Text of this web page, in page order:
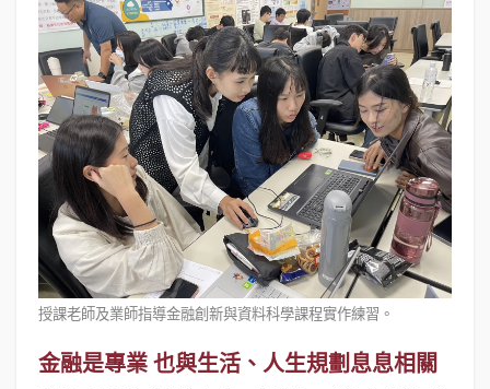
授課老師及業師指導金融創新與資料科學課程實作練習。
金融是專業 也與生活、人生規劃息息相關